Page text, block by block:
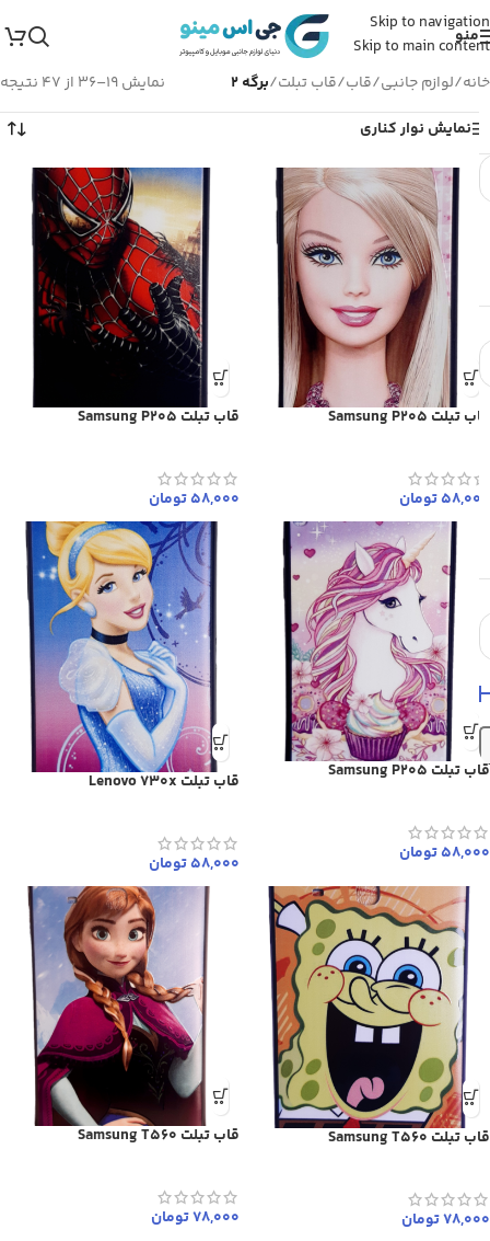
Skip to navigation
Skip to main content
منو
خانه/لوازم جانبی/قاب/قاب تبلت/برگه 2
نمایش 19–36 از 47 نتیجه
نمایش نوار کناری
قاب تبلت Samsung P205
58,000تومان
قاب تبلت Samsung P205
58,000تومان
قاب تبلت Samsung P205
58,000تومان
قاب تبلت Lenovo 730x
58,000تومان
قاب تبلت Samsung T560
78,000تومان
قاب تبلت Samsung T560
78,000تومان